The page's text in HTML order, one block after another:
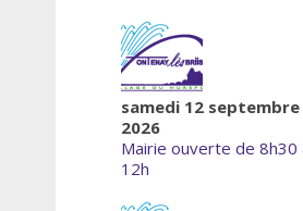
samedi 12 septembre
2026
Mairie ouverte de 8h30
12h